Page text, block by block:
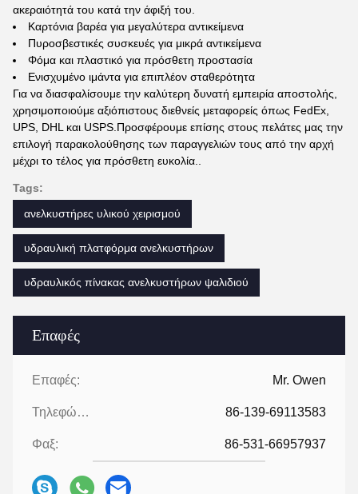
Επαφές
Επαφές: Mr. Owen
Τηλεφώνημα: 86-139-69113583
Φαξ: 86-531-66957937
ακεραιότητά του κατά την άφιξή του.
Καρτόνια βαρέα για μεγαλύτερα αντικείμενα
Πυροσβεστικές συσκευές για μικρά αντικείμενα
Φόμα και πλαστικό για πρόσθετη προστασία
Ενισχυμένο ιμάντα για επιπλέον σταθερότητα
Για να διασφαλίσουμε την καλύτερη δυνατή εμπειρία αποστολής,
χρησιμοποιούμε αξιόπιστους διεθνείς μεταφορείς όπως FedEx,
UPS, DHL και USPS.Προσφέρουμε επίσης στους πελάτες μας την
επιλογή παρακολούθησης των παραγγελιών τους από την αρχή
μέχρι το τέλος για πρόσθετη ευκολία..
Tags:
ανελκυστήρες υλικού χειρισμού
υδραυλική πλατφόρμα ανελκυστήρων
υδραυλικός πίνακας ανελκυστήρων ψαλιδιού